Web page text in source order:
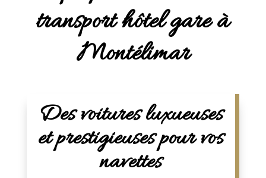
transport hôtel gare à
Montélimar
Des voitures luxueuses
et prestigieuses pour vos
navettes